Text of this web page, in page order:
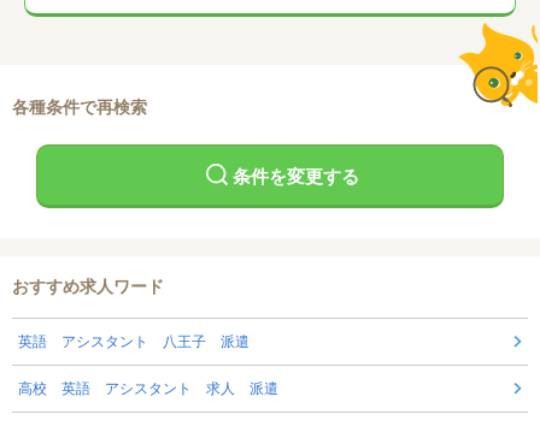
各種条件で再検索
条件を変更する
おすすめ求人ワード
英語 アシスタント 八王子 派遣
高校 英語 アシスタント 求人 派遣